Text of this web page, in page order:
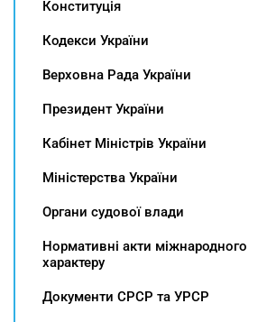
Конституція
Кодекси України
Верховна Рада України
Президент України
Кабінет Міністрів України
Міністерства України
Органи судової влади
Нормативні акти міжнародного
характеру
Документи СРСР та УРСР